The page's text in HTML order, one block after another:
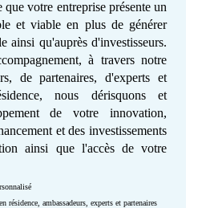
que votre entreprise présente un
et viable en plus de générer
ainsi qu'auprès d'investisseurs.
à travers notre
de partenaires, d'experts et
nous dérisquons et
de votre innovation,
et des investissements
ainsi que l'accès de votre
résidence, ambassadeurs, experts et partenaires